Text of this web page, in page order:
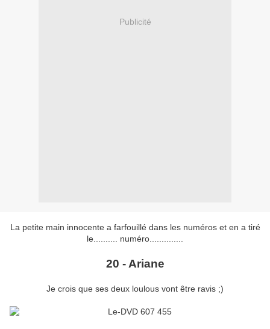
Publicité
La petite main innocente a farfouillé dans les numéros et en a tiré
le.......... numéro..............
20 - Ariane
Je crois que ses deux loulous vont être ravis ;)